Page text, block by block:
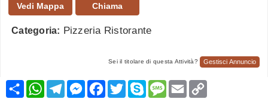
Vedi Mappa Chiama
Categoria: Pizzeria Ristorante
Sei il titolare di questa Attività? Gestisci Annuncio
CondividiWhatsApp
TelegramMessenger
Facebook
TwitterSkypeMessage
Email